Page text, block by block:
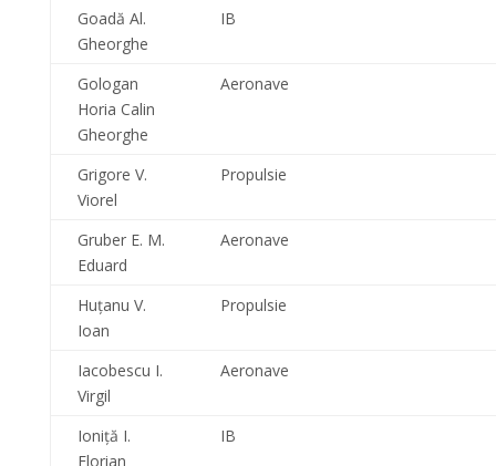
Goadă Al.
Gheorghe
IB
Gologan
Horia Calin
Gheorghe
Aeronave
Grigore V.
Viorel
Propulsie
Gruber E. M.
Eduard
Aeronave
Huţanu V.
Ioan
Propulsie
Iacobescu I.
Virgil
Aeronave
Ioniţă I.
Florian
IB